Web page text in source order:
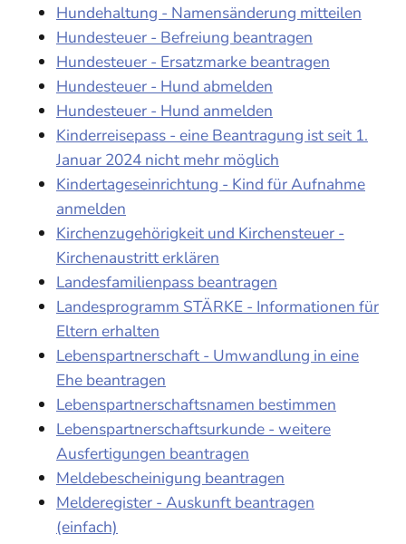
Hundehaltung - Namensänderung mitteilen
Hundesteuer - Befreiung beantragen
Hundesteuer - Ersatzmarke beantragen
Hundesteuer - Hund abmelden
Hundesteuer - Hund anmelden
Kinderreisepass - eine Beantragung ist seit 1.
Januar 2024 nicht mehr möglich
Kindertageseinrichtung - Kind für Aufnahme
anmelden
Kirchenzugehörigkeit und Kirchensteuer -
Kirchenaustritt erklären
Landesfamilienpass beantragen
Landesprogramm STÄRKE - Informationen für
Eltern erhalten
Lebenspartnerschaft - Umwandlung in eine
Ehe beantragen
Lebenspartnerschaftsnamen bestimmen
Lebenspartnerschaftsurkunde - weitere
Ausfertigungen beantragen
Meldebescheinigung beantragen
Melderegister - Auskunft beantragen
(einfach)